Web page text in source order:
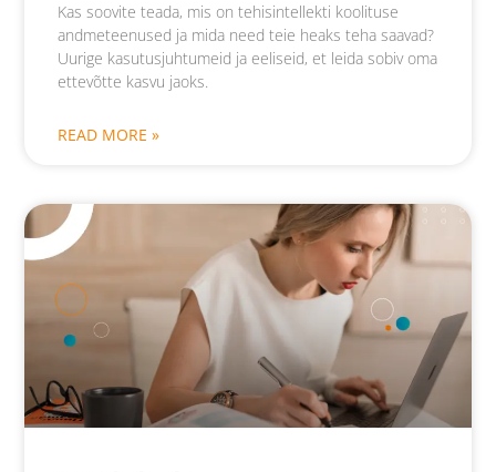
Kas soovite teada, mis on tehisintellekti koolituse
andmeteenused ja mida need teie heaks teha saavad?
Uurige kasutusjuhtumeid ja eeliseid, et leida sobiv oma
ettevõtte kasvu jaoks.
READ MORE »